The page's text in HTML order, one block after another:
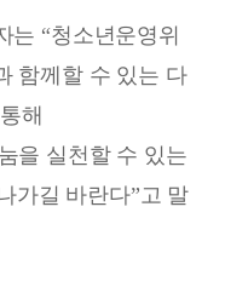
는 “청소년운영위
함께할 수 있는 다
해
을 실천할 수 있는
가길 바란다”고 말